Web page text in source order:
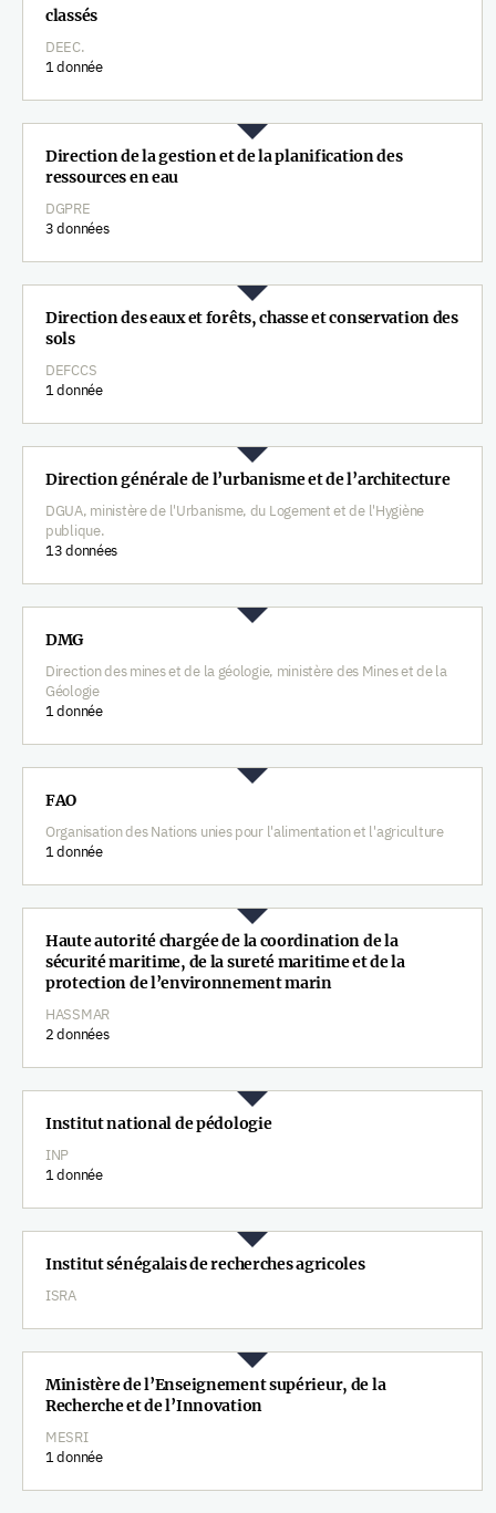
classés
DEEC.
1 donnée
Direction de la gestion et de la planification des
ressources en eau
DGPRE
3 données
Direction des eaux et forêts, chasse et conservation des
sols
DEFCCS
1 donnée
Direction générale de l’urbanisme et de l’architecture
DGUA, ministère de l'Urbanisme, du Logement et de l'Hygiène
publique.
13 données
DMG
Direction des mines et de la géologie, ministère des Mines et de la
Géologie
1 donnée
FAO
Organisation des Nations unies pour l'alimentation et l'agriculture
1 donnée
Haute autorité chargée de la coordination de la
sécurité maritime, de la sureté maritime et de la
protection de l’environnement marin
HASSMAR
2 données
Institut national de pédologie
INP
1 donnée
Institut sénégalais de recherches agricoles
ISRA
Ministère de l’Enseignement supérieur, de la
Recherche et de l’Innovation
MESRI
1 donnée